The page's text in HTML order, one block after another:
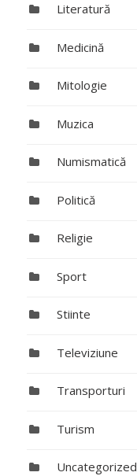
Literatură
Medicină
Mitologie
Muzica
Numismatică
Politică
Religie
Sport
Stiinte
Televiziune
Transporturi
Turism
Uncategorized